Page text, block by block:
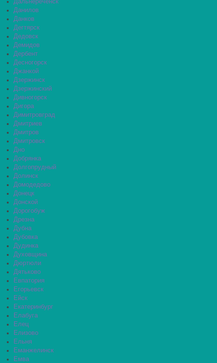
Дальнереченск
Данилов
Данков
Дегтярск
Дедовск
Демидов
Дербент
Десногорск
Джанкой
Дзержинск
Дзержинский
Дивногорск
Дигора
Димитровград
Дмитриев
Дмитров
Дмитровск
Дно
Добрянка
Долгопрудный
Долинск
Домодедово
Донецк
Донской
Дорогобуж
Дрезна
Дубна
Дубовка
Дудинка
Духовщина
Дюртюли
Дятьково
Евпатория
Егорьевск
Ейск
Екатеринбург
Елабуга
Елец
Елизово
Ельня
Еманжелинск
Емва